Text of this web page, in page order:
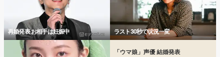
再婚発表 お相手は妊娠中 ラスト30秒で状況一変
「ウマ娘」声優 結婚発表